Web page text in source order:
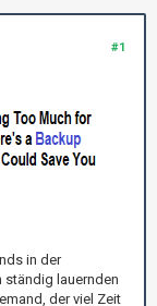
#1
in der
ständig lauernden
der viel Zeit